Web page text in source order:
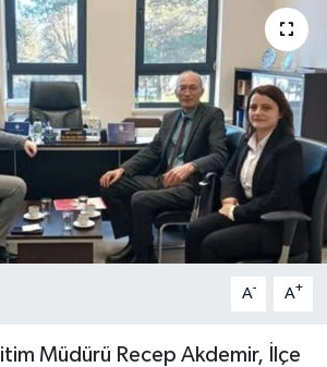
A- A+
Müdürü Recep Akdemir, İlçe